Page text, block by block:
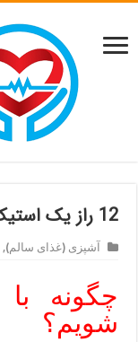
12 راز یک استیک خوشمزه و نحوه پختن استیک
آشپزی (غذای سالم),
چگونه با
شویم؟